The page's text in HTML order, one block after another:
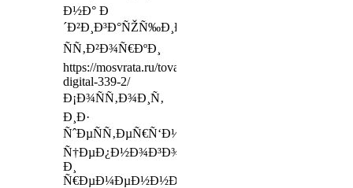
Ð½Ð° Ð
´Ð²Ð¸Ð³Ð°ÑŽÑ‰Ð¸ÐµÑÑ
ÑÑ‚Ð²Ð¾Ñ€ÐºÐ¸
https://mosvrata.ru/tovar/marantec-
digital-339-2/
Ð¡Ð¾ÑÑ‚Ð¾Ð¸Ñ‚
Ð¸Ð·
ÑˆÐµÑÑ‚ÐµÑ€Ñ‘Ð½Ñ‡Ð°Ñ‚Ð¾Ð³Ð¾,
Ñ†ÐµÐ¿Ð½Ð¾Ð³Ð¾
Ð¸
Ñ€ÐµÐ¼ÐµÐ½Ð½Ð¾Ð³Ð¾